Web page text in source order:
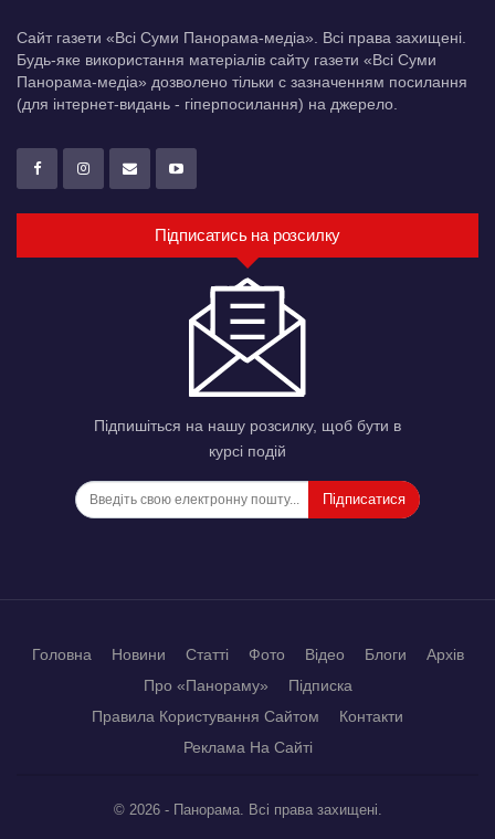
Сайт газети «Всі Суми Панорама-медіа». Всі права захищені.
Будь-яке використання матеріалів сайту газети «Всі Суми
Панорама-медіа» дозволено тільки c зазначенням посилання
(для інтернет-видань - гіперпосилання) на джерело.
Підписатись на розсилку
Підпишіться на нашу розсилку, щоб бути в
курсі подій
Підписатися
Головна Новини Статті Фото Відео Блоги
Архів
Про «Панораму»
Підписка
Правила Користування Сайтом
Контакти
Реклама На Сайті
© 2026 - Панорама. Всі права захищені.